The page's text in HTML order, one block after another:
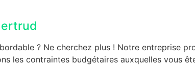
? Ne cherchez plus ! Notre entreprise
les contraintes budgétaires auxquelles vous